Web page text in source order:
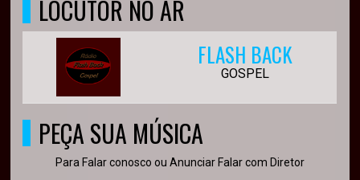
LOCUTOR NO AR
FLASH BACK
GOSPEL
PEÇA SUA MÚSICA
Para Falar conosco ou Anunciar Falar com Diretor